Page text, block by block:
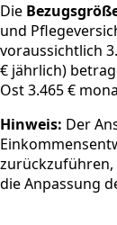
Die
und
voraussichtlich
€ jährlich)
Ost 3.465 €
Hinweis: Der
die Anpassung